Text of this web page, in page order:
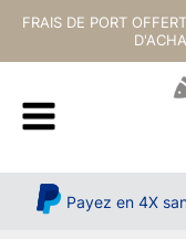
FRAIS DE PORT
Payez en 4X